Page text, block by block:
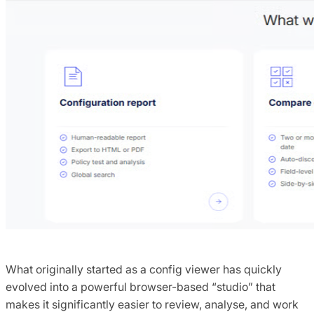
What originally started as a config viewer has quickly
evolved into a powerful browser-based “studio” that
makes it significantly easier to review, analyse, and work